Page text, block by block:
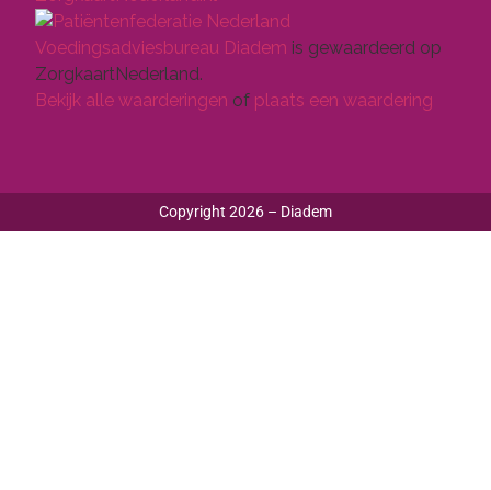
Voedingsadviesbureau Diadem is gewaardeerd op
ZorgkaartNederland.
Bekijk alle waarderingen of plaats een waardering
Copyright 2026 – Diadem